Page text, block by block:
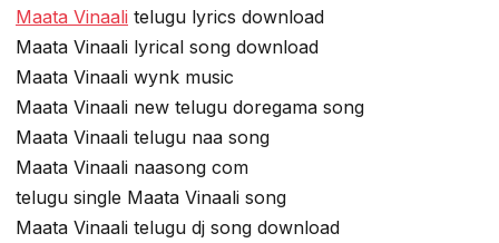
Maata Vinaali telugu lyrics download
Maata Vinaali lyrical song download
Maata Vinaali wynk music
Maata Vinaali new telugu doregama song
Maata Vinaali telugu naa song
Maata Vinaali naasong com
telugu single Maata Vinaali song
Maata Vinaali telugu dj song download